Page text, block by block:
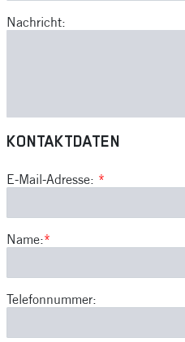
Nachricht:
KONTAKTDATEN
E-Mail-Adresse: *
Name:*
Telefonnummer: